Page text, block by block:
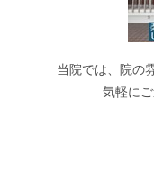
当院では、院の
気軽に